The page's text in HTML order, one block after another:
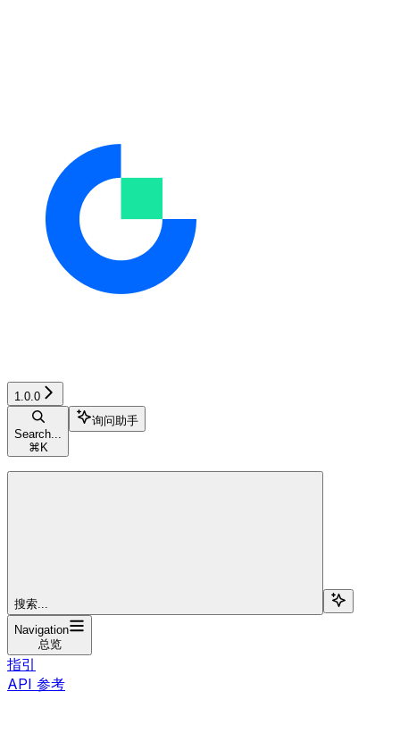
1.0.0
Search...
⌘ K
询问助手
搜索...
Navigation
总览
指引
API 参考